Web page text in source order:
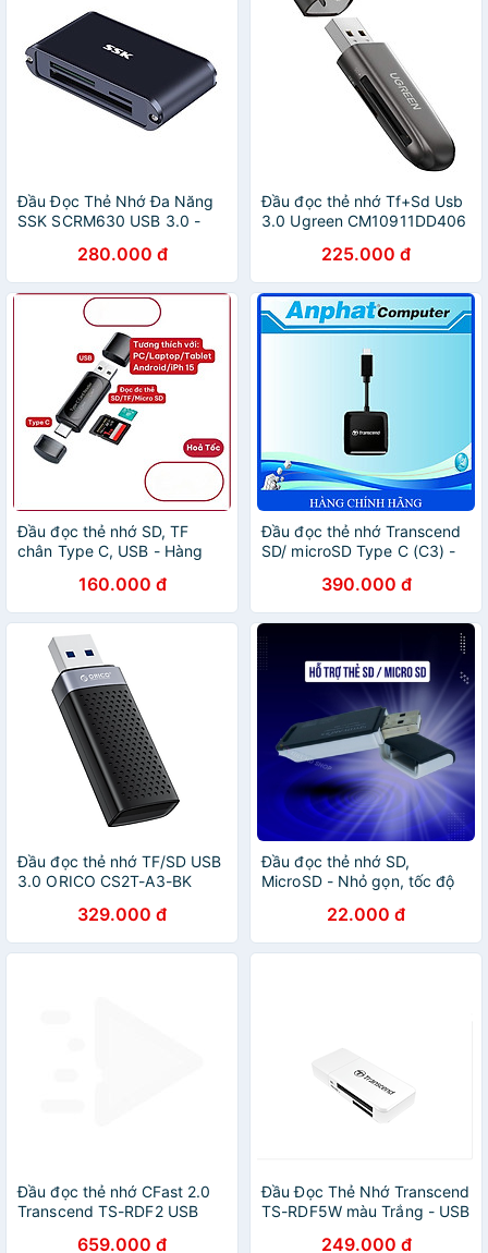
Đầu Đọc Thẻ Nhớ Đa Năng
SSK SCRM630 USB 3.0 -
280.000 đ
Đầu đọc thẻ nhớ Tf+Sd Usb
3.0 Ugreen CM10911DD406
225.000 đ
Đầu đọc thẻ nhớ SD, TF
chân Type C, USB - Hàng
160.000 đ
Đầu đọc thẻ nhớ Transcend
SD/ microSD Type C (C3) -
390.000 đ
Đầu đọc thẻ nhớ TF/SD USB
3.0 ORICO CS2T-A3-BK
Hàng chính hãng
329.000 đ
Đầu đọc thẻ nhớ SD,
MicroSD - Nhỏ gọn, tốc độ
22.000 đ
Đầu đọc thẻ nhớ CFast 2.0
Transcend TS-RDF2 USB
659.000 đ
Đầu Đọc Thẻ Nhớ Transcend
TS-RDF5W màu Trắng - USB
249.000 đ